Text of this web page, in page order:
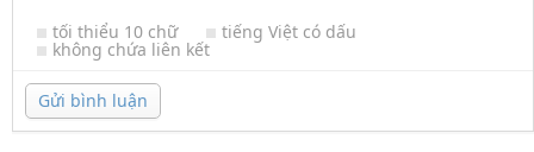
tối thiểu 10 chữ tiếng Việt có dấu
không chứa liên kết
Gửi bình luận